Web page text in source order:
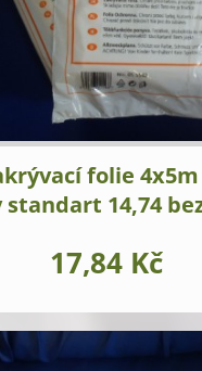
folie
standart 14,74
17,84 Kč